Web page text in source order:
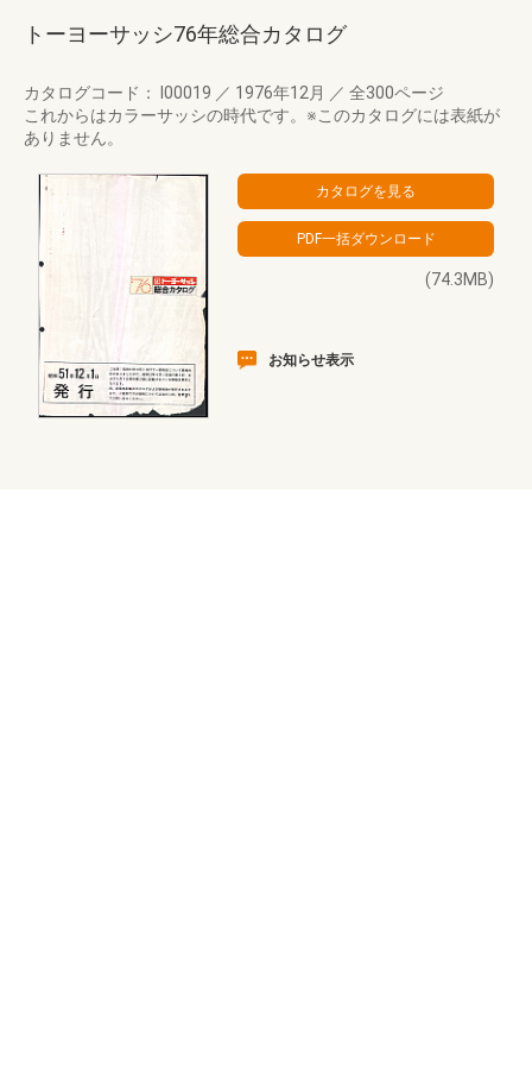
トーヨーサッシ76年総合カタログ
カタログコード： I00019 ／ 1976年12月 ／ 全300ページ
これからはカラーサッシの時代です。※このカタログには表紙が
ありません。
(74.3MB)
お知らせ表示